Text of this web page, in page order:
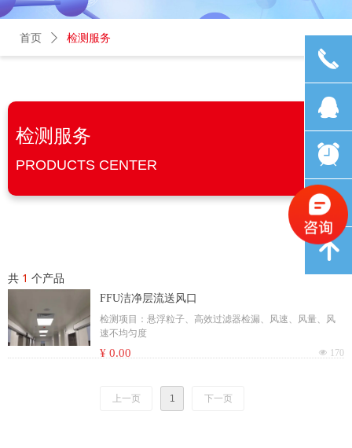
首页 ꄲ 检测服务
检测服务
PRODUCTS CENTER
共 1 个产品
FFU洁净层流送风口
检测项目：悬浮粒子、高效过滤器检漏、风速、风量、风
速不均匀度
넶 170
¥ 0.00
上一页 1 下一页
끅
뀩
뀥
낃
녕